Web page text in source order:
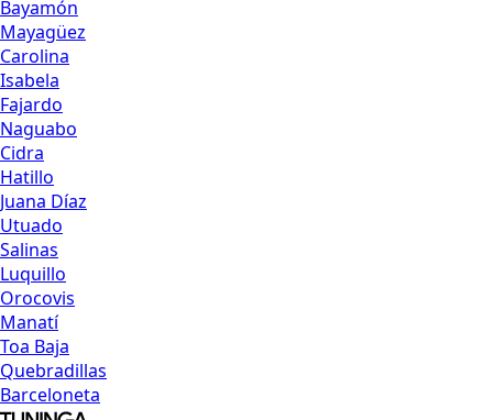
Bayamón
Mayagüez
Carolina
Isabela
Fajardo
Naguabo
Cidra
Hatillo
Juana Díaz
Utuado
Salinas
Luquillo
Orocovis
Manatí
Toa Baja
Quebradillas
Barceloneta